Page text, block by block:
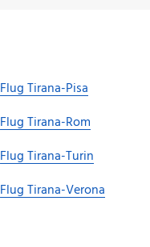
Flug Tirana-Pisa
Flug Tirana-Rom
Flug Tirana-Turin
Flug Tirana-Verona